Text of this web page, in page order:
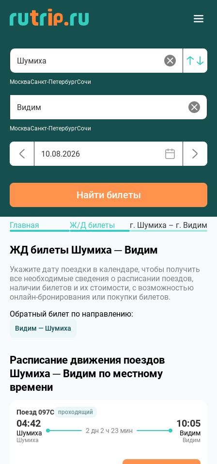
МоскваСанкт-ПетербургСочи
МоскваСанкт-ПетербургСочи
Найти билеты
Главная Ж/Д билеты г. Шумиха – г. Видим
ЖД билеты Шумиха ─ Видим
Укажите дату поездки в календаре, чтобы получить
все необходимые сведения о расписании поездов,
наличии билетов и их стоимости, с возможностью
онлайн-бронирования или покупки билетов.
Обратный билет по направлению:
Видим — Шумиха
Расписание движения поездов
Шумиха ─ Видим по местному
времени
Поезд 097С проходящий
04:42
Шумиха
Шумиха
2 дн 2 ч 23 мин
10:05
Видим
Видим